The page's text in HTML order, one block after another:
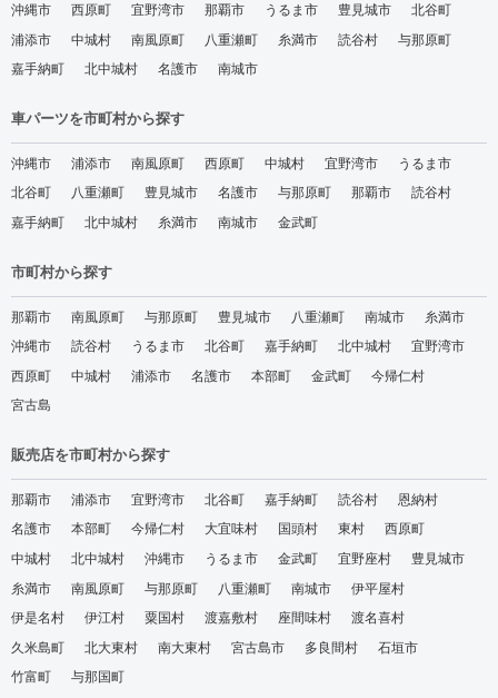
沖縄市 西原町 宜野湾市 那覇市 うるま市 豊見城市
北谷町
浦添市
中城村 南風原町 八重瀬町 糸満市 読谷村
与那原町
嘉手納町
北中城村 名護市 南城市
車パーツを市町村から探す
沖縄市 浦添市 南風原町 西原町 中城村 宜野湾市
うるま市
北谷町
八重瀬町 豊見城市 名護市 与那原町 那覇市
読谷村
嘉手納町
北中城村 糸満市 南城市 金武町
市町村から探す
那覇市 南風原町 与那原町 豊見城市 八重瀬町 南城市
糸満市
沖縄市
読谷村 うるま市 北谷町 嘉手納町 北中城村
宜野湾市
西原町
中城村 浦添市 名護市 本部町 金武町
今帰仁村
宮古島
販売店を市町村から探す
那覇市 浦添市 宜野湾市 北谷町 嘉手納町 読谷村
恩納村
名護市
本部町 今帰仁村 大宜味村 国頭村 東村
西原町
中城村
北中城村 沖縄市 うるま市 金武町 宜野座村
豊見城市
糸満市
南風原町 与那原町 八重瀬町 南城市
伊平屋村
伊是名村
伊江村 粟国村 渡嘉敷村 座間味村
渡名喜村
久米島町
北大東村 南大東村 宮古島市 多良間村
石垣市
竹富町
与那国町